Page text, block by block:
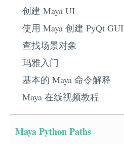
创建 Maya UI
使用 Maya 创建 PyQt GUI
查找场景对象
玛雅入门
基本的 Maya 命令解释
Maya 在线视频教程
Maya Python Paths